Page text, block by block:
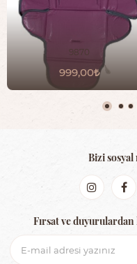
9870
999,00
Bizi
Fırsat ve